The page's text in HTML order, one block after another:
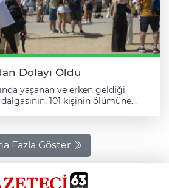
Dolayı Öldü
yaşanan ve erken geldiği
101 kişinin ölümüne
tedbirlerin yer aldığı ulusal
ayında hava
sıcaklıkların 10 ila 15 derece
Garcia, 101 kişinin aşırı
veya tetiklediği sağlık
Fazla Göster